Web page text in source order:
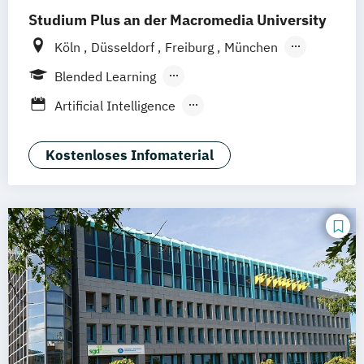
Studium Plus an der Macromedia University
Köln Düsseldorf Freiburg
München
Stuttgart
Berlin
Blended Learning
Berufsbegleitendes Präsenzstudium
Artificial Intelligence
Medien- und Kommunikationsmanagement
Kostenloses Infomaterial